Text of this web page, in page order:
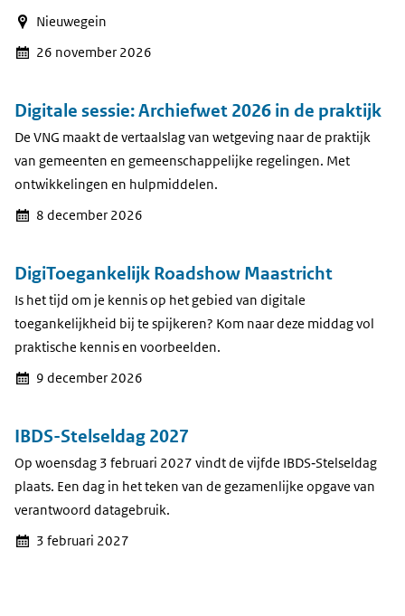
Nieuwegein
26 november 2026
Digitale sessie: Archiefwet 2026 in de praktijk
De VNG maakt de vertaalslag van wetgeving naar de praktijk
van gemeenten en gemeenschappelijke regelingen. Met
ontwikkelingen en hulpmiddelen.
8 december 2026
DigiToegankelijk Roadshow Maastricht
Is het tijd om je kennis op het gebied van digitale
toegankelijkheid bij te spijkeren? Kom naar deze middag vol
praktische kennis en voorbeelden.
9 december 2026
IBDS-Stelseldag 2027
Op woensdag 3 februari 2027 vindt de vijfde IBDS‑Stelseldag
plaats. Een dag in het teken van de gezamenlijke opgave van
verantwoord datagebruik.
3 februari 2027